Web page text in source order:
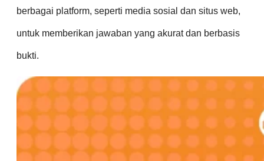
berbagai platform, seperti media sosial dan situs web,
untuk memberikan jawaban yang akurat dan berbasis
bukti.